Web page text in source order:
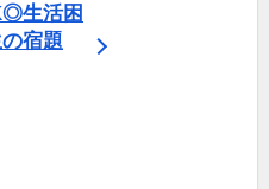
生活困
宿題